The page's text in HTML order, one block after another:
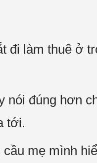
đi làm thuê ở
nói đúng hơn
tới.
mẹ mình